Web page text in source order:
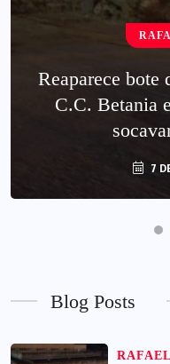
Reaparece bote
C.C. Betania
7
Blog Posts
RAFAEL